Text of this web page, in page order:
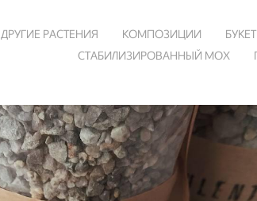
ДРУГИЕ РАСТЕНИЯ КОМПОЗИЦИИ
СТАБИЛИЗИРОВАННЫЙ МОХ